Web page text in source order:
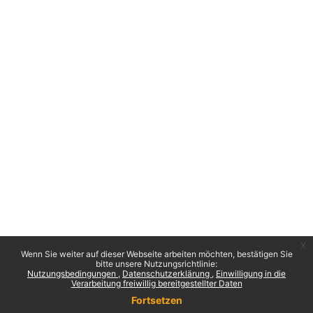
Wenn Sie weiter auf dieser Webseite arbeiten möchten, bestätigen Sie
bitte unsere Nutzungsrichtlinie:
Nutzungsbedingungen
Datenschutzerklärung
Einwilligung in die
Verarbeitung freiwillig bereitgestellter Daten
Fortsetzen